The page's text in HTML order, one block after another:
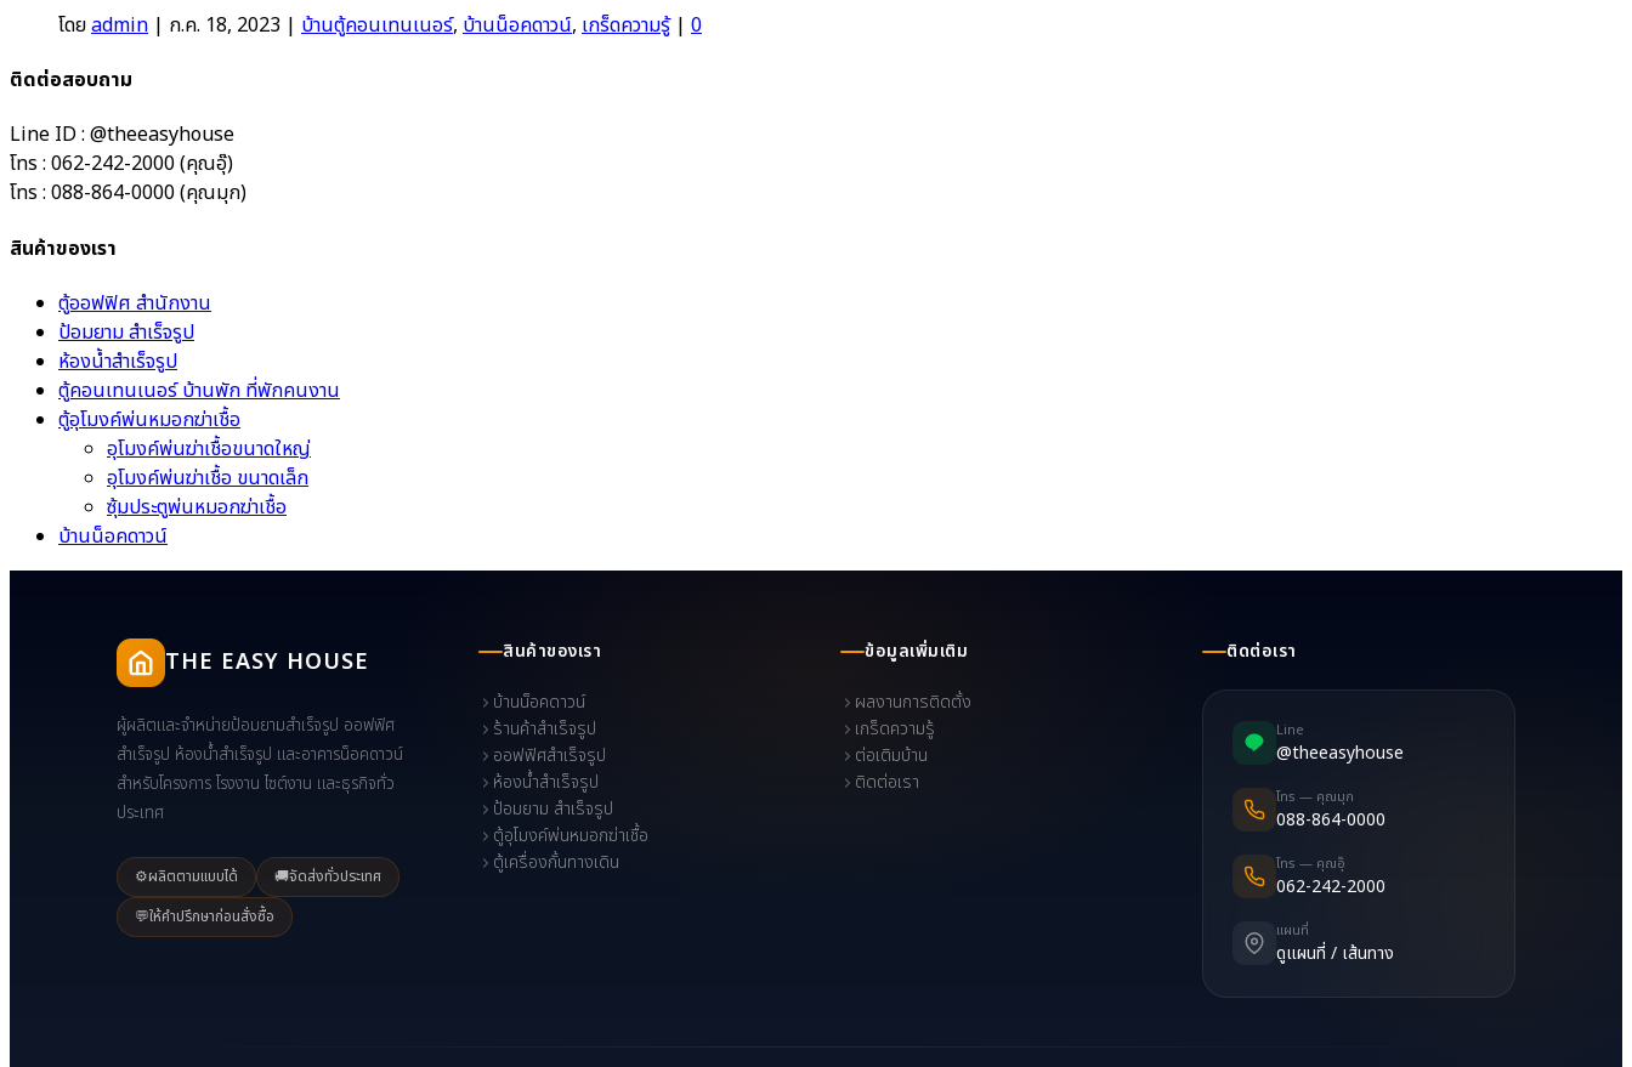
โดยadmin | ก.ค. 18, 2023 | บ้านตู้คอนเทนเนอร์, บ้านน็อคดาวน์, เกร็ดความรู้| 0
ติดต่อสอบถาม
Line ID : @theeasyhouse
โทร : 062-242-2000 (คุณอุ๊)
โทร : 088-864-0000 (คุณมุก)
สินค้าของเรา
ตู้ออฟฟิศ สำนักงาน
ป้อมยาม สำเร็จรูป
ห้องน้ำสำเร็จรูป
ตู้คอนเทนเนอร์ บ้านพัก ที่พักคนงาน
ตู้อุโมงค์พ่นหมอกฆ่าเชื้อ
อุโมงค์พ่นฆ่าเชื้อขนาดใหญ่
อุโมงค์พ่นฆ่าเชื้อ ขนาดเล็ก
ซุ้มประตูพ่นหมอกฆ่าเชื้อ
บ้านน็อคดาวน์
THE EASY HOUSE
ผู้ผลิตและจำหน่ายป้อมยามสำเร็จรูป ออฟฟิศ
สำเร็จรูป ห้องน้ำสำเร็จรูป และอาคารน็อคดาวน์
สำหรับโครงการ โรงงาน ไซต์งาน และธุรกิจทั่ว
ประเทศ
⚙️ผลิตตามแบบได้ 🚚จัดส่งทั่วประเทศ
💬ให้คำปรึกษาก่อนสั่งซื้อ
สินค้าของเรา
บ้านน็อคดาวน์
ร้านค้าสำเร็จรูป
ออฟฟิศสำเร็จรูป
ห้องน้ำสำเร็จรูป
ป้อมยาม สำเร็จรูป
ตู้อุโมงค์พ่นหมอกฆ่าเชื้อ
ตู้เครื่องกั้นทางเดิน
ข้อมูลเพิ่มเติม
ผลงานการติดตั้ง
เกร็ดความรู้
ต่อเติมบ้าน
ติดต่อเรา
ติดต่อเรา
Line
@theeasyhouse
โทร — คุณมุก
088-864-0000
โทร — คุณอุ๊
062-242-2000
แผนที่
ดูแผนที่ / เส้นทาง